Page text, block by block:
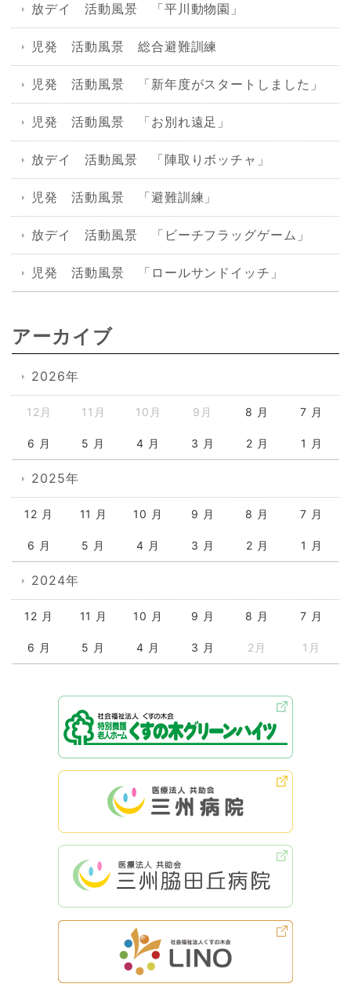
放デイ 活動風景 「平川動物園」
児発 活動風景 総合避難訓練
児発 活動風景 「新年度がスタートしました」
児発 活動風景 「お別れ遠足」
放デイ 活動風景 「陣取りボッチャ」
児発 活動風景 「避難訓練」
放デイ 活動風景 「ビーチフラッグゲーム」
児発 活動風景 「ロールサンドイッチ」
アーカイブ
2026年
12月 11月 10月 9月 8 月 7 月
6 月 5 月 4 月 3 月 2 月 1 月
2025年
12 月 11 月 10 月 9 月 8 月 7 月
6 月 5 月 4 月 3 月 2 月 1 月
2024年
12 月 11 月 10 月 9 月 8 月 7 月
6 月 5 月 4 月 3 月 2月 1月